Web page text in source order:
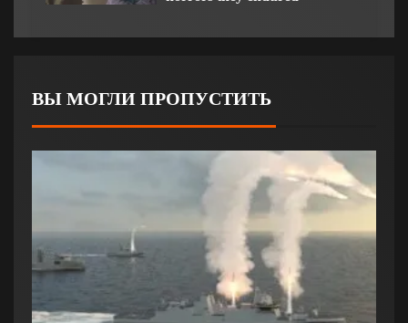
ВЫ МОГЛИ ПРОПУСТИТЬ